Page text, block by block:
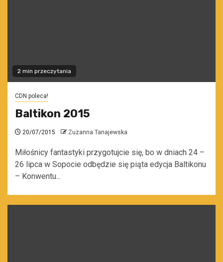
2 min przeczytania
CDN poleca!
Baltikon 2015
20/07/2015 Zuzanna Tanajewska
Miłośnicy fantastyki przygotujcie się, bo w dniach 24 –
26 lipca w Sopocie odbędzie się piąta edycja Baltikonu
– Konwentu...